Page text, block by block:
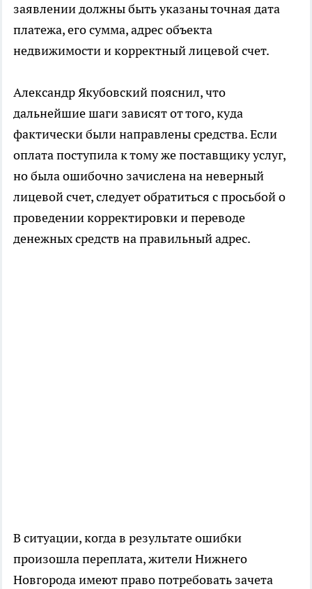
заявлении должны быть указаны точная дата
платежа, его сумма, адрес объекта
недвижимости и корректный лицевой счет.
Александр Якубовский пояснил, что
дальнейшие шаги зависят от того, куда
фактически были направлены средства. Если
оплата поступила к тому же поставщику услуг,
но была ошибочно зачислена на неверный
лицевой счет, следует обратиться с просьбой о
проведении корректировки и переводе
денежных средств на правильный адрес.
В ситуации, когда в результате ошибки
произошла переплата, жители Нижнего
Новгорода имеют право потребовать зачета